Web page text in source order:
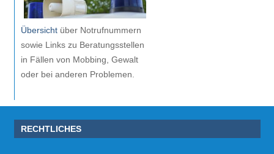
Übersichtüber Notrufnummern
sowie Links zu Beratungsstellen
in Fällen von Mobbing, Gewalt
oder bei anderen Problemen.
RECHTLICHES